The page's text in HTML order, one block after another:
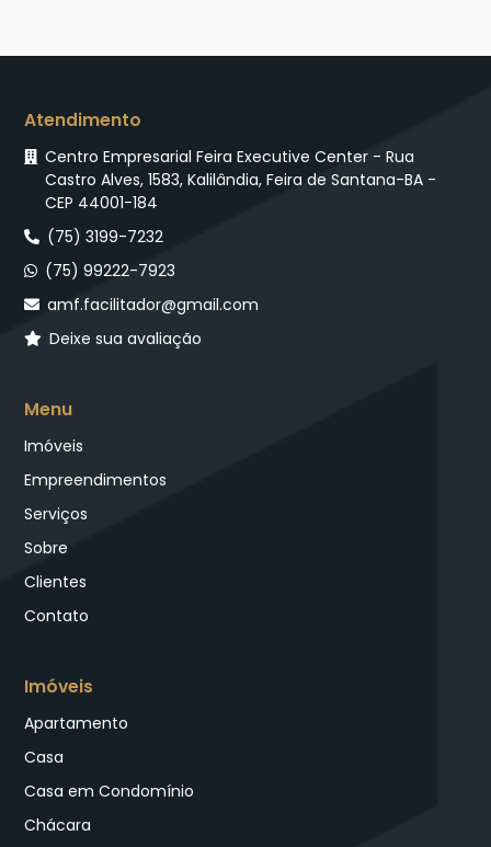
Atendimento
Centro Empresarial Feira Executive Center - Rua
Castro Alves, 1583, Kalilândia, Feira de Santana-BA -
CEP 44001-184
(75) 3199-7232
(75) 99222-7923
amf.facilitador@gmail.com
Deixe sua avaliação
Menu
Imóveis
Empreendimentos
Serviços
Sobre
Clientes
Contato
Imóveis
Apartamento
Casa
Casa em Condomínio
Chácara